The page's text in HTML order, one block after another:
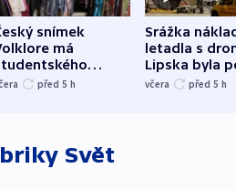
snímek
má
zabojuje o
před 5 h
Srážka
letadla s
Lipska byla
německého
včera před 5 h
Svět